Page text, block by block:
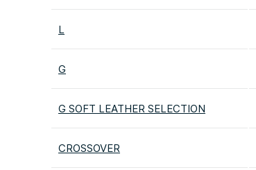
L
G
G SOFT LEATHER SELECTION
CROSSOVER